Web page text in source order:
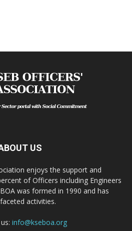
US
enjoys the support and
of Officers including Engineers
was formed in 1990 and has
activities.
info@kseboa.org